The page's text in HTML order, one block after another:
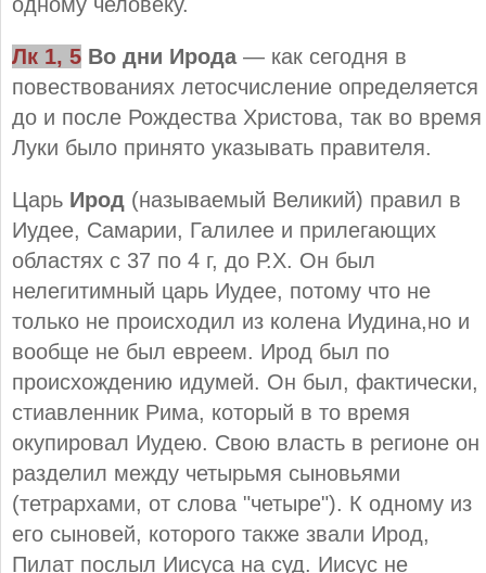
Лк 1, 5 Во дни Ирода— как сегодня в
повествованиях летосчисление определяется
до и после Рождества Христова, так во время
Луки было принято указывать правителя.
Царь Ирод (называемый Великий) правил в
Иудее, Самарии, Галилее и прилегающих
областях с 37 по 4 г, до Р.Х. Он был
нелегитимный царь Иудее, потому что не
только не происходил из колена Иудина,но и
вообще не был евреем. Ирод был по
происхождению идумей. Он был, фактически,
стиавленник Рима, который в то время
окупировал Иудею. Свою власть в регионе он
разделил между четырьмя сыновьями
(тетрархами, от слова "четыре"). К одному из
его сыновей, которого также звали Ирод,
Пилат послыл Иисуса на суд. Иисус не